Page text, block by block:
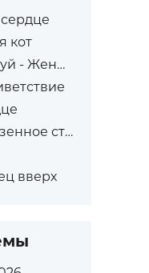
кот
кожи, Женщина: Без тона кожи
стрелой
вверх